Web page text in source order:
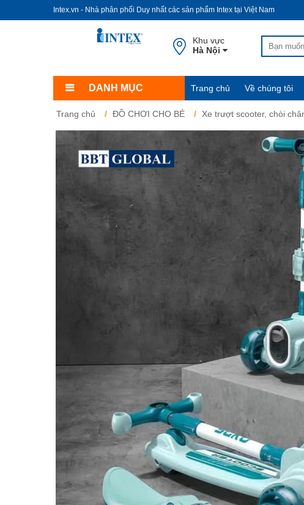
Intex.vn - Nhà phân phối Duy nhất các sản phẩm Intex tại Việt Nam
Khu vực
Hà Nội
DANH MỤC Trang chủ Về chúng tôi
Trang chủ ĐỒ CHƠI CHO BÉ Xe trượt scooter, chòi